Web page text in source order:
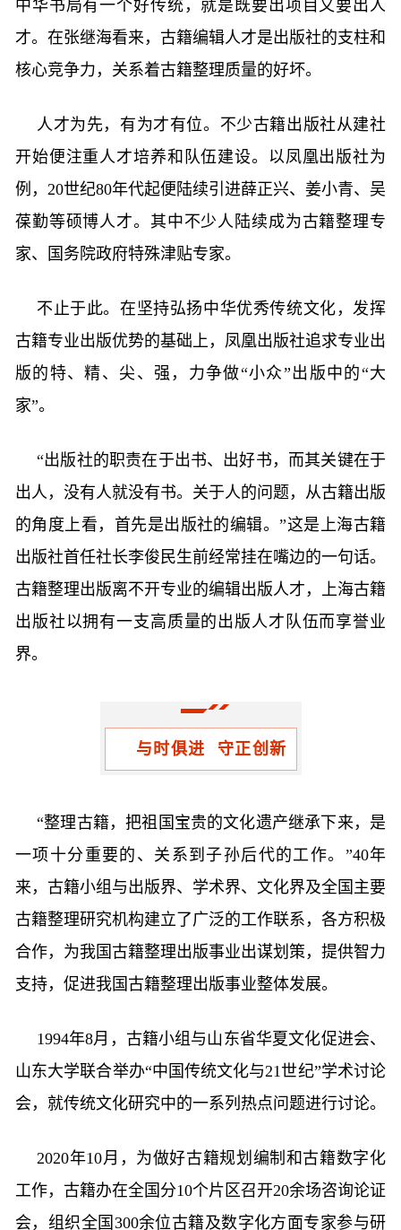
中华书局有一个好传统，就是既要出项目又要出人
才。在张继海看来，古籍编辑人才是出版社的支柱和
核心竞争力，关系着古籍整理质量的好坏。
人才为先，有为才有位。不少古籍出版社从建社
开始便注重人才培养和队伍建设。以凤凰出版社为
例，20世纪80年代起便陆续引进薛正兴、姜小青、吴
葆勤等硕博人才。其中不少人陆续成为古籍整理专
家、国务院政府特殊津贴专家。
不止于此。在坚持弘扬中华优秀传统文化，发挥
古籍专业出版优势的基础上，凤凰出版社追求专业出
版的特、精、尖、强，力争做“小众”出版中的“大
家”。
“出版社的职责在于出书、出好书，而其关键在于
出人，没有人就没有书。关于人的问题，从古籍出版
的角度上看，首先是出版社的编辑。”这是上海古籍
出版社首任社长李俊民生前经常挂在嘴边的一句话。
古籍整理出版离不开专业的编辑出版人才，上海古籍
出版社以拥有一支高质量的出版人才队伍而享誉业
界。
与时俱进 守正创新
“整理古籍，把祖国宝贵的文化遗产继承下来，是
一项十分重要的、关系到子孙后代的工作。”40年
来，古籍小组与出版界、学术界、文化界及全国主要
古籍整理研究机构建立了广泛的工作联系，各方积极
合作，为我国古籍整理出版事业出谋划策，提供智力
支持，促进我国古籍整理出版事业整体发展。
1994年8月，古籍小组与山东省华夏文化促进会、
山东大学联合举办“中国传统文化与21世纪”学术讨论
会，就传统文化研究中的一系列热点问题进行讨论。
2020年10月，为做好古籍规划编制和古籍数字化
工作，古籍办在全国分10个片区召开20余场咨询论证
会，组织全国300余位古籍及数字化方面专家参与研